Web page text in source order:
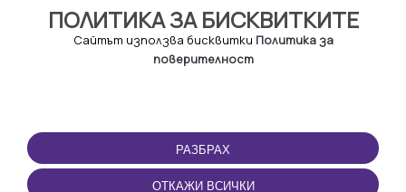
ПОЛИТИКА ЗА БИСКВИТКИТЕ
Сайтът използва бисквитки Политика за
поверителност
РАЗБРАХ
ОТКАЖИ ВСИЧКИ
ПОЛЗВАНЕ
Правила и условия за
ползване
ПРИЛОЖЕНИЕТО